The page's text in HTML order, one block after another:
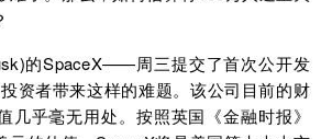
的SpaceX——周三提交了首次公开发
资者带来这样的难题。该公司目前的财
几乎毫无用处。按照英国《金融时报》